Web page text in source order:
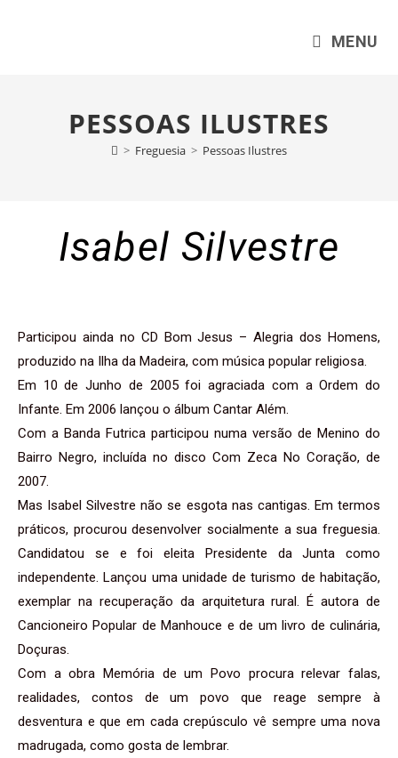
MENU
PESSOAS ILUSTRES
> Freguesia > Pessoas Ilustres
Isabel Silvestre
Participou ainda no CD Bom Jesus – Alegria dos Homens,
produzido na Ilha da Madeira, com música popular religiosa.
Em 10 de Junho de 2005 foi agraciada com a Ordem do
Infante. Em 2006 lançou o álbum Cantar Além.
Com a Banda Futrica participou numa versão de Menino do
Bairro Negro, incluída no disco Com Zeca No Coração, de
2007.
Mas Isabel Silvestre não se esgota nas cantigas. Em termos
práticos, procurou desenvolver socialmente a sua freguesia.
Candidatou se e foi eleita Presidente da Junta como
independente. Lançou uma unidade de turismo de habitação,
exemplar na recuperação da arquitetura rural. É autora de
Cancioneiro Popular de Manhouce e de um livro de culinária,
Doçuras.
Com a obra Memória de um Povo procura relevar falas,
realidades, contos de um povo que reage sempre à
desventura e que em cada crepúsculo vê sempre uma nova
madrugada, como gosta de lembrar.